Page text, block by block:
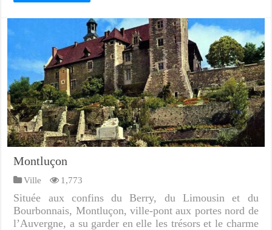
Montluçon
Ville 1,773
Située aux confins du Berry, du Limousin et du
Bourbonnais, Montluçon, ville-pont aux portes nord de
l’Auvergne, a su garder en elle les trésors et le charme